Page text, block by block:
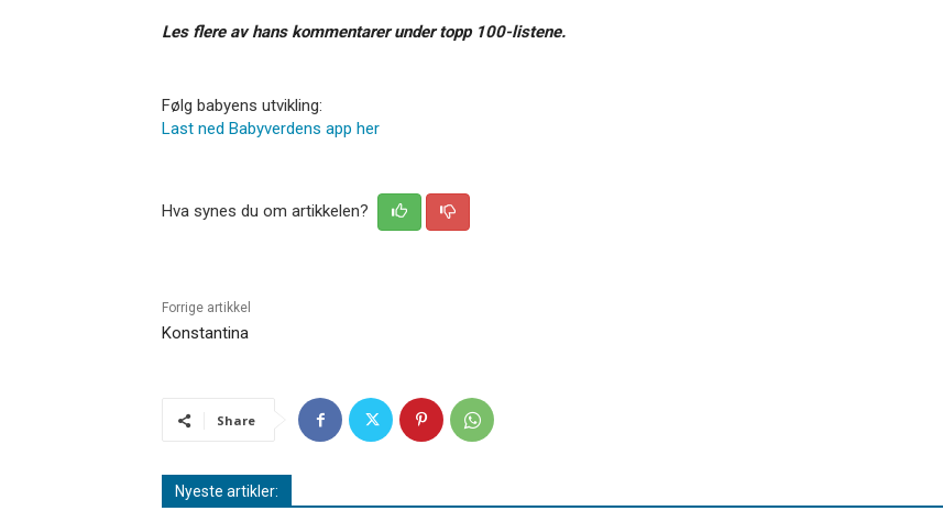
Les flere av hans kommentarer under topp 100-listene.
Følg babyens utvikling:
Last ned Babyverdens app her
Hva synes du om artikkelen?
Forrige artikkel
Konstantina
Share
Nyeste artikler: